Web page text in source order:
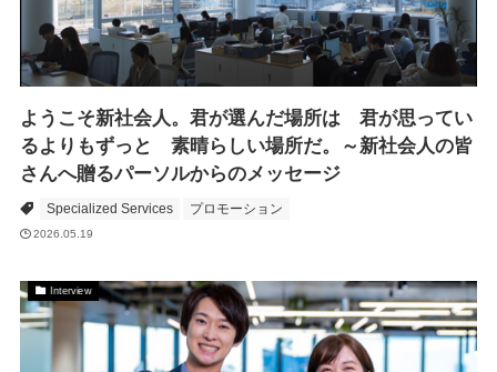
ようこそ新社会人。君が選んだ場所は 君が思ってい
るよりもずっと 素晴らしい場所だ。～新社会人の皆
さんへ贈るパーソルからのメッセージ
Specialized Services プロモーション
2026.05.19
Interview